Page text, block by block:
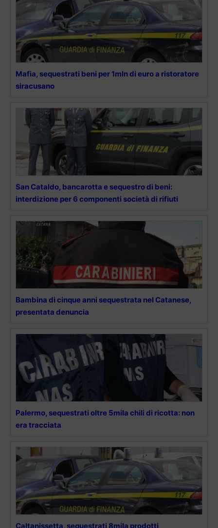
Mafia, sequestrati beni per 1mln di euro a ristoratore
siracusano
San Cataldo, bancarotta e sequestro di beni:
interdizione per 6 componenti società di rifiuti
Bambina di cinque anni sequestrata nel Catanese,
presentata denuncia
Palermo, sequestrati oltre 5mila chili di ricotta: non
era tracciata
Caltanissetta, sequestrati 8mila prodotti